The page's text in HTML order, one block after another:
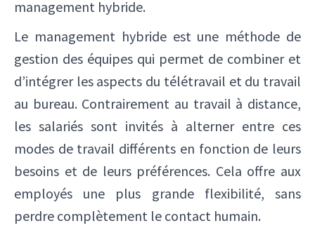
management hybride.
Le management hybride est une méthode de
gestion des équipes qui permet de combiner et
d’intégrer les aspects du télétravail et du travail
au bureau. Contrairement au travail à distance,
les salariés sont invités à alterner entre ces
modes de travail différents en fonction de leurs
besoins et de leurs préférences. Cela offre aux
employés une plus grande flexibilité, sans
perdre complètement le contact humain.